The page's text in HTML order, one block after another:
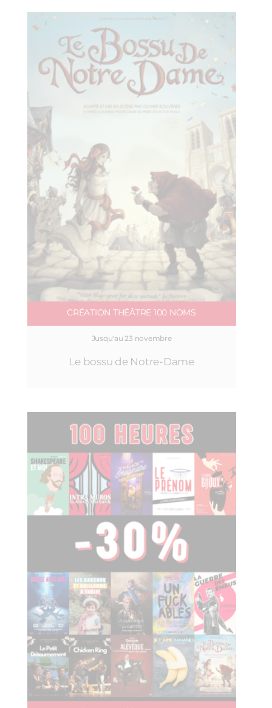
CRÉATION THÉÂTRE 100 NOMS
Jusqu'au 23 novembre
Le bossu de Notre-Dame